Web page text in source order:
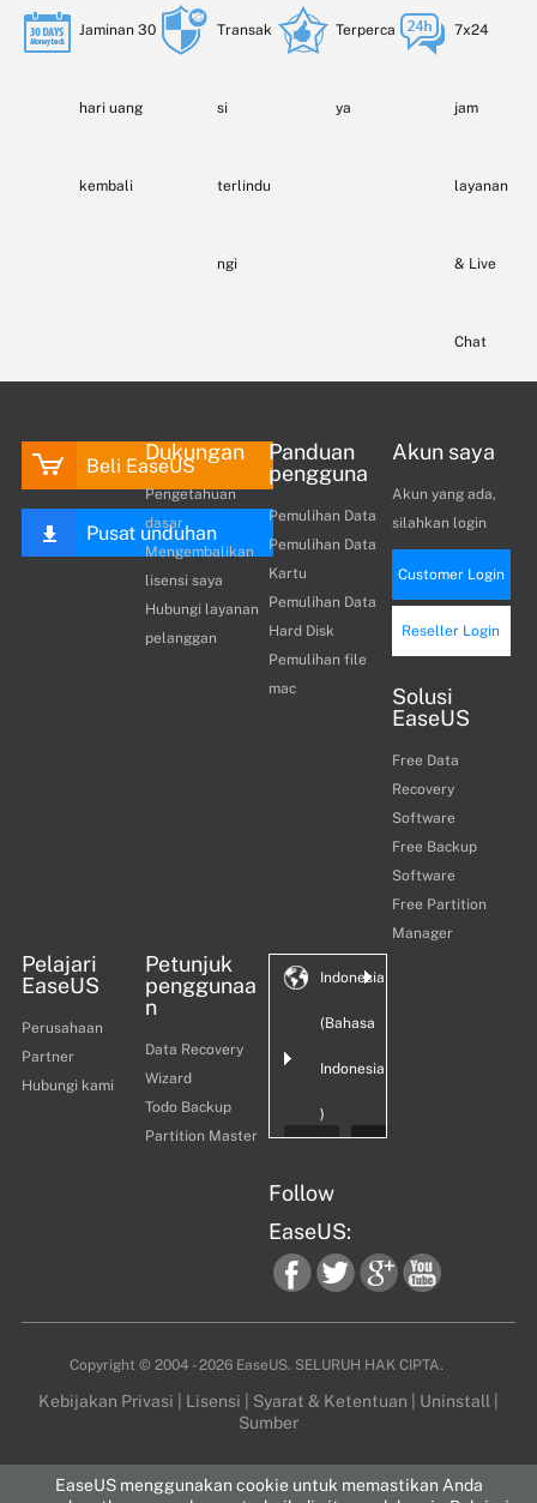
Jaminan 30
hari uang
kembali
Transak
si
terlindu
ngi
Terperca
ya
7x24
jam
layanan
& Live
Chat
Beli EaseUS
Pusat unduhan
Dukungan
Pengetahuan
dasar
Mengembalikan
lisensi saya
Hubungi layanan
pelanggan
Panduan
pengguna
Pemulihan Data
Pemulihan Data
Kartu
Pemulihan Data
Hard Disk
Pemulihan file
mac
Akun saya
Akun yang ada,
silahkan login
Customer Login
Reseller Login
Solusi
EaseUS
Free Data
Recovery
Software
Free Backup
Software
Free Partition
Manager
Pelajari
EaseUS
Perusahaan
Partner
Hubungi kami
Petunjuk
penggunaa
n
Data Recovery
Wizard
Todo Backup
Partition Master
Indonesia
(Bahasa
Indonesia
)
Follow
EaseUS:
fac
ebo
twi
tter
goo
gle
you
tub
Copyright © 2004 - 2026 EaseUS. SELURUH HAK CIPTA.
Kebijakan Privasi | Lisensi | Syarat & Ketentuan | Uninstall |
Sumber
EaseUS menggunakan cookie untuk memastikan Anda